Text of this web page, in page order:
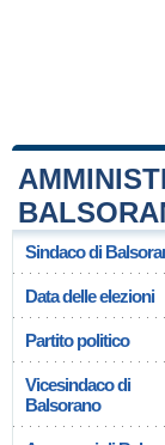
Sindaco di
Data delle elezioni
Partito politico
Vicesindaco di
Balsorano